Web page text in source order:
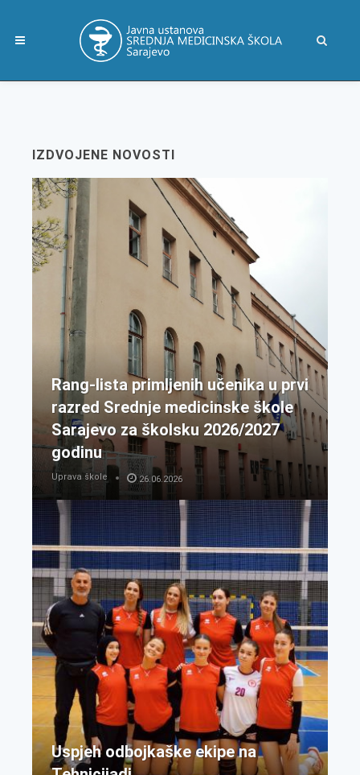
IZDVOJENE NOVOSTI
Rang-lista primljenih učenika u prvi
razred Srednje medicinske škole
Sarajevo za školsku 2026/2027
godinu
Uprava škole 26.06.2026
Uspjeh odbojkaške ekipe na